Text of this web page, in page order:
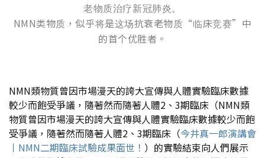
老物质治疗新冠肺炎。
NMN类物质，似乎将是这场抗衰老物质“临床竞赛”中
的首个优胜者。
NMN類物質曾因市場漫天的誇大宣傳與人體實驗臨床數據
較少而飽受爭議，隨著然而隨著人體2、3期臨床（NMN類
物質曾因市場漫天的誇大宣傳與人體實驗臨床數據較少而飽
受爭議，隨著然而隨著人體2、3期臨床（今井真一郎演講會
丨NMN二期臨床試驗成果面世！ ）的實驗結束向人們展示